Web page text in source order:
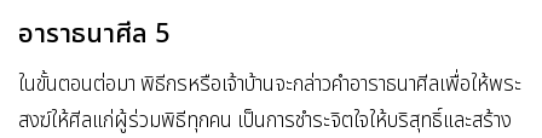
อาราธนาศีล 5
ในขั้นตอนต่อมา พิธีกรหรือเจ้าบ้านจะกล่าวคำอาราธนาศีลเพื่อให้พระ
สงฆ์ให้ศีลแก่ผู้ร่วมพิธีทุกคน เป็นการชำระจิตใจให้บริสุทธิ์และสร้าง